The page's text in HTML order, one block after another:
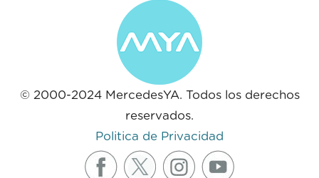
© 2000-2024 MercedesYA. Todos los derechos
reservados.
Politica de Privacidad